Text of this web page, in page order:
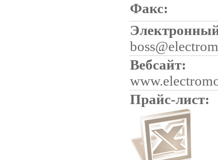
Факс:
Вебсайт:
Прайс-лист: